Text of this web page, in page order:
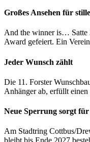
Großes Ansehen für
And the winner is… Satte
Award gefeiert. Ein
Jeder Wunsch zählt
Die 11. Forster
Anhänger ab, erfüllt
Neue Sperrung sorgt
Am Stadtring Cottbus/